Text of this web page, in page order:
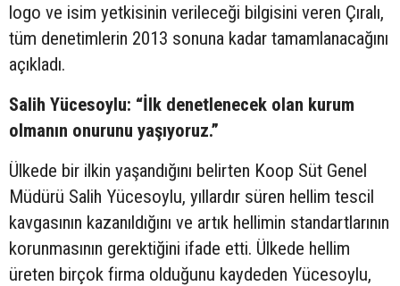
logo ve isim yetkisinin verileceği bilgisini veren Çıralı,
tüm denetimlerin 2013 sonuna kadar tamamlanacağını
açıkladı.
Salih Yücesoylu: “İlk denetlenecek olan kurum
olmanın onurunu yaşıyoruz.”
Ülkede bir ilkin yaşandığını belirten Koop Süt Genel
Müdürü Salih Yücesoylu, yıllardır süren hellim tescil
kavgasının kazanıldığını ve artık hellimin standartlarının
korunmasının gerektiğini ifade etti. Ülkede hellim
üreten birçok firma olduğunu kaydeden Yücesoylu,